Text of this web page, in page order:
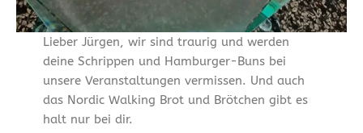
Lieber Jürgen, wir sind traurig und werden
deine Schrippen und Hamburger-Buns bei
unsere Veranstaltungen vermissen. Und auch
das Nordic Walking Brot und Brötchen gibt es
halt nur bei dir.